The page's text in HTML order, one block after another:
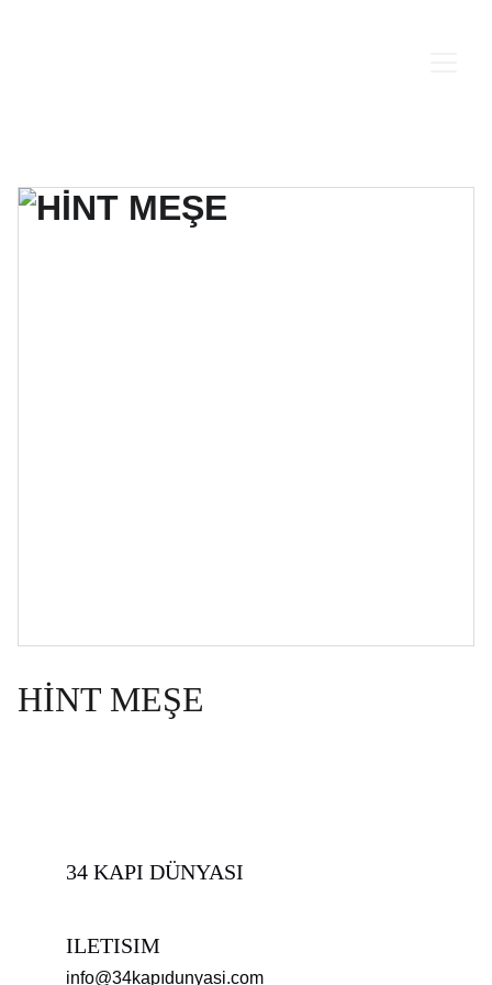
HİNT MEŞE
ILETISIM
info@34kapıdunyasi.com
34 KAPI DÜNYASI